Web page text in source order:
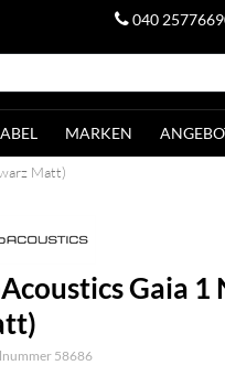
040
MARKEN
Matt)
Gaia 1
58686